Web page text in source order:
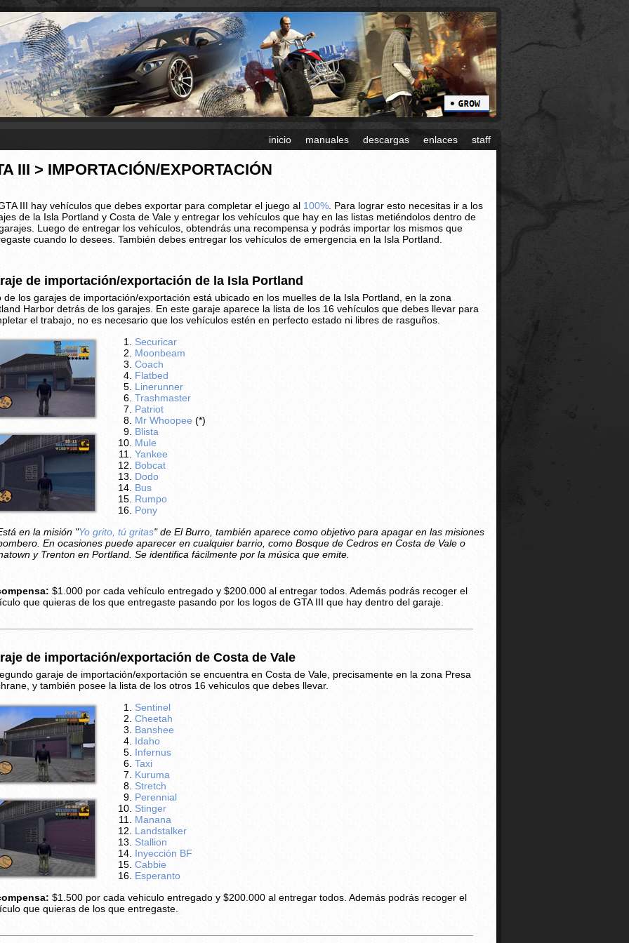
inicio manuales descargas enlaces staff
III > IMPORTACIÓN/EXPORTACIÓN
III hay vehículos que debes exportar para completar el juego al 100% . Para lograr esto necesitas ir a los
de la Isla Portland y Costa de Vale y entregar los vehículos que hay en las listas metiéndolos dentro de
Luego de entregar los vehículos, obtendrás una recompensa y podrás importar los mismos que
cuando lo desees. También debes entregar los vehículos de emergencia en la Isla Portland.
de importación/exportación de la Isla Portland
de los garajes de importación/exportación está ubicado en los muelles de la Isla Portland, en la zona
Harbor detrás de los garajes. En este garaje aparece la lista de los 16 vehículos que debes llevar para
el trabajo, no es necesario que los vehículos estén en perfecto estado ni libres de rasguños.
Securicar
Moonbeam
Coach
Flatbed
Linerunner
Trashmaster
Patriot
Mr Whoopee (*)
Blista
Mule
Yankee
Bobcat
Dodo
Bus
Rumpo
Pony
en la misión "Yo grito, tú gritas" de El Burro, también aparece como objetivo para apagar en las misiones
En ocasiones puede aparecer en cualquier barrio, como Bosque de Cedros en Costa de Vale o
y Trenton en Portland. Se identifica fácilmente por la música que emite.
$1.000 por cada vehículo entregado y $200.000 al entregar todos. Además podrás recoger el
que quieras de los que entregaste pasando por los logos de GTA III que hay dentro del garaje.
de importación/exportación de Costa de Vale
garaje de importación/exportación se encuentra en Costa de Vale, precisamente en la zona Presa
y también posee la lista de los otros 16 vehiculos que debes llevar.
Sentinel
Cheetah
Banshee
Idaho
Infernus
Taxi
Kuruma
Stretch
Perennial
Stinger
Manana
Landstalker
Stallion
Inyección BF
Cabbie
Esperanto
$1.500 por cada vehiculo entregado y $200.000 al entregar todos. Además podrás recoger el
que quieras de los que entregaste.